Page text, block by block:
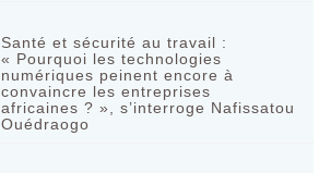
Santé et sécurité au travail :
« Pourquoi les technologies
numériques peinent encore à
convaincre les entreprises
africaines ? », s’interroge Nafissatou
Ouédraogo